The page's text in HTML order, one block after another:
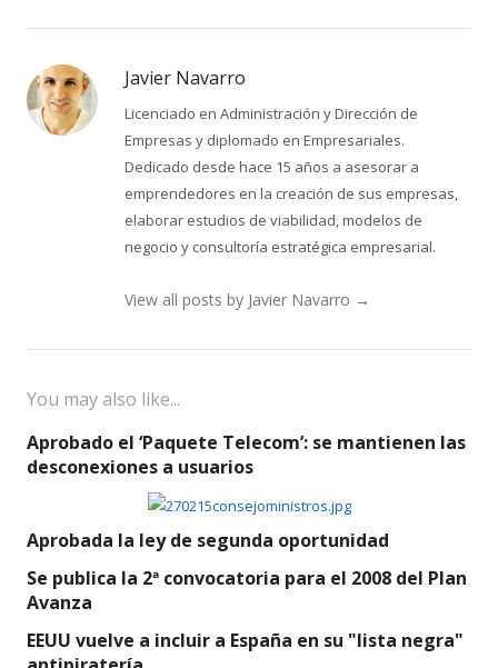
Javier Navarro
Licenciado en Administración y Dirección de
Empresas y diplomado en Empresariales.
Dedicado desde hace 15 años a asesorar a
emprendedores en la creación de sus empresas,
elaborar estudios de viabilidad, modelos de
negocio y consultoría estratégica empresarial.
View all posts by Javier Navarro →
You may also like...
Aprobado el ‘Paquete Telecom’: se mantienen las
desconexiones a usuarios
Aprobada la ley de segunda oportunidad
Se publica la 2ª convocatoria para el 2008 del Plan
Avanza
EEUU vuelve a incluir a España en su "lista negra"